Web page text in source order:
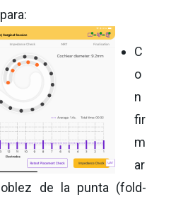
C
o
n
fir
m
ar
de la punta (fold-